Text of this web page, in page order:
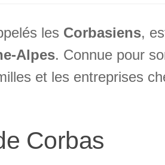
les Corbasiens,
Alpes. Connue pour
et les entreprises
Corbas